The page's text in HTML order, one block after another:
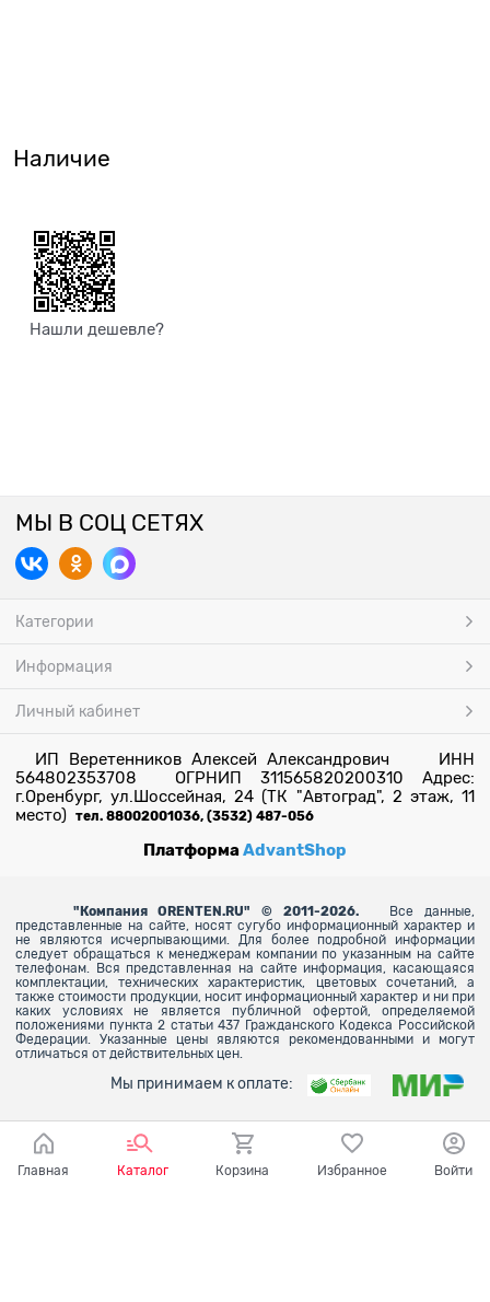
Наличие
Нашли дешевле?
МЫ В СОЦ СЕТЯХ
Категории
Информация
Личный кабинет
ИП Веретенников Алексей Александрович ИНН
564802353708 ОГРНИП 311565820200310 Адрес:
г.Оренбург, ул.Шоссейная, 24 (ТК "Автоград", 2 этаж, 11
место) тел. 88002001036, (3532) 487-056
ПлатформаAdvantShop
" Компания ORENTEN.RU" © 2011-2026.
Все данные,
представленные на сайте, носят сугубо информационный характер и
не являются исчерпывающими. Для более подробной информации
следует обращаться к менеджерам компании по указанным на сайте
телефонам. Вся представленная на сайте информация, касающаяся
комплектации, технических характеристик, цветовых сочетаний, а
также стоимости продукции, носит информационный характер и ни при
каких условиях не является публичной офертой, определяемой
положениями пункта 2 статьи 437 Гражданского Кодекса Российской
Федерации. Указанные цены являются рекомендованными и могут
отличаться от действительных цен.
Мы принимаем к оплате:
Главная Каталог Корзина Избранное Войти